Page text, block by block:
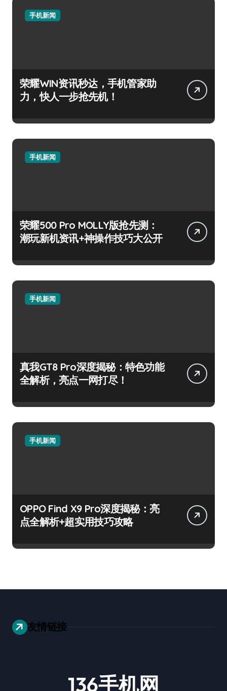
手机新闻
荣耀WIN资讯秒达，手机管家助
力，快人一步抢先机！
手机新闻
荣耀500 Pro MOLLY版抢先测：
潮玩新机资讯+神操作技巧大公开
手机新闻
真我GT8 Pro深度揭秘：特色功能
全解析，亮点一网打尽！
手机新闻
OPPO Find X9 Pro深度揭秘：亮
点全解析+超实用技巧攻略
友情链接
136手机网